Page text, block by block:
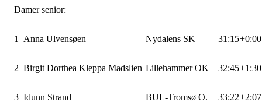
Damer senior:
1 Anna Ulvensøen Nydalens SK 31:15+0:00
2 Birgit Dorthea Kleppa Madslien Lillehammer OK 32:45+1:30
3 Idunn Strand BUL-Tromsø O. 33:22+2:07